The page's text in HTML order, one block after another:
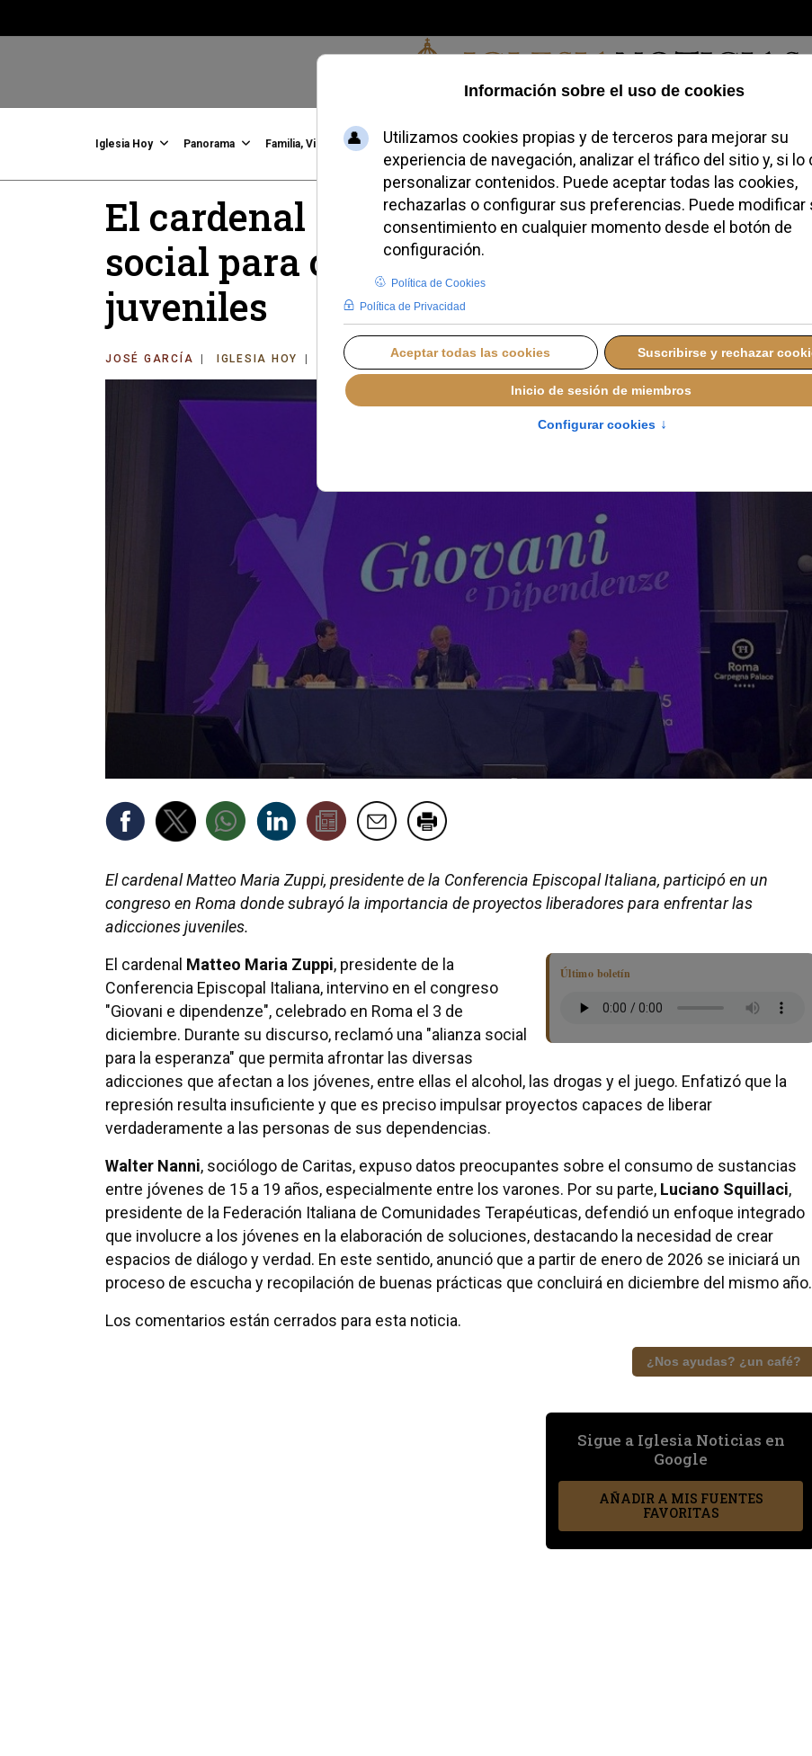
Jueves, 06 de agosto de 2026
Iglesia Hoy Panorama Familia, Vida, Identidad Credofobiómetro Blogs Temas Buscar #JovenesConFe Podcast
El cardenal Zuppi propone una alianza
social para combatir las adicciones
juveniles
JOSÉ GARCÍA IGLESIA HOY JUEVES, 04 DICIEMBRE 2025 17:04
El cardenal Matteo Maria Zuppi, presidente de la Conferencia Episcopal Italiana, participó en un
congreso en Roma donde subrayó la importancia de proyectos liberadores para enfrentar las
adicciones juveniles.
Último boletín
El cardenal Matteo Maria Zuppi, presidente de la
Conferencia Episcopal Italiana, intervino en el congreso
"Giovani e dipendenze", celebrado en Roma el 3 de
diciembre. Durante su discurso, reclamó una "alianza social
para la esperanza" que permita afrontar las diversas
adicciones que afectan a los jóvenes, entre ellas el alcohol, las drogas y el juego. Enfatizó que la
represión resulta insuficiente y que es preciso impulsar proyectos capaces de liberar
verdaderamente a las personas de sus dependencias.
Walter Nanni, sociólogo de Caritas, expuso datos preocupantes sobre el consumo de sustancias
entre jóvenes de 15 a 19 años, especialmente entre los varones. Por su parte, Luciano Squillaci,
presidente de la Federación Italiana de Comunidades Terapéuticas, defendió un enfoque integrado
que involucre a los jóvenes en la elaboración de soluciones, destacando la necesidad de crear
espacios de diálogo y verdad. En este sentido, anunció que a partir de enero de 2026 se iniciará un
proceso de escucha y recopilación de buenas prácticas que concluirá en diciembre del mismo año.
Los comentarios están cerrados para esta noticia.
¿Nos ayudas? ¿un café?
Sigue a Iglesia Noticias en
Google
AÑADIR A MIS FUENTES
FAVORITAS